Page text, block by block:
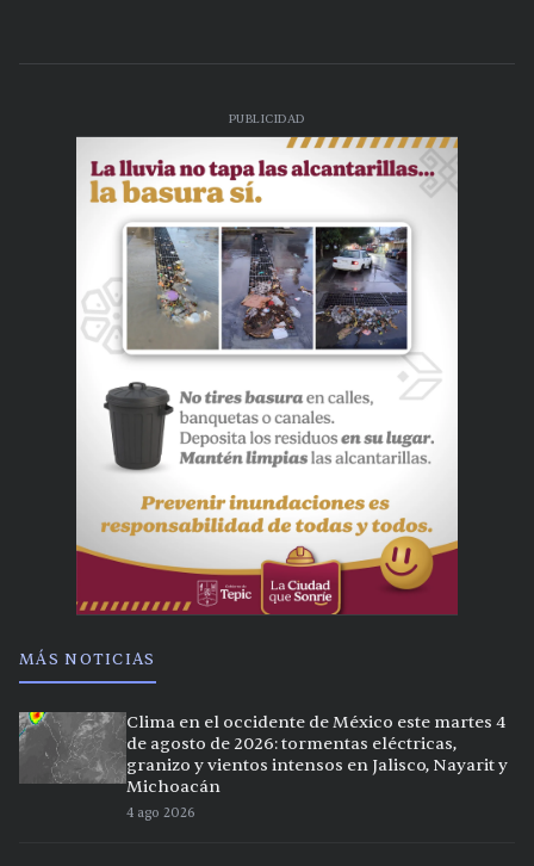
PUBLICIDAD
MÁS NOTICIAS
Clima en el occidente de México este martes 4
de agosto de 2026: tormentas eléctricas,
granizo y vientos intensos en Jalisco, Nayarit y
Michoacán
4 ago 2026